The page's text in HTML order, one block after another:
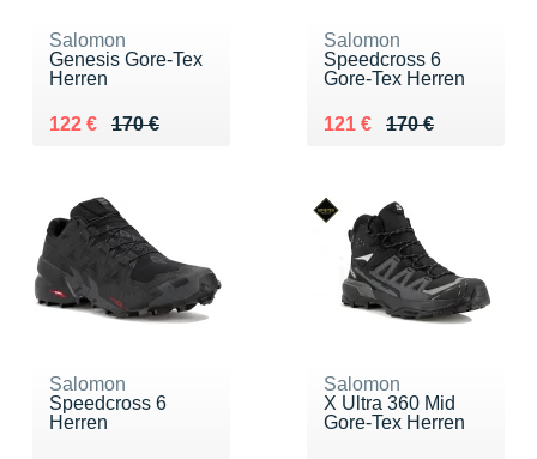
Salomon
Genesis Gore-Tex
Herren
170 €
Au lieu de 170 €
122 €
Vendu 122 €
Salomon
Speedcross 6
Gore-Tex Herren
170 €
Au lieu de 170 €
121 €
Vendu 121 €
Salomon
Speedcross 6
Herren
Salomon
X Ultra 360 Mid
Gore-Tex Herren